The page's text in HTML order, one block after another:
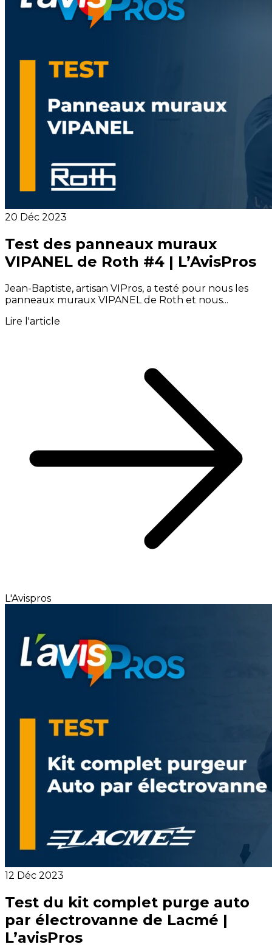
20 Déc 2023
Test des panneaux muraux
VIPANEL de Roth #4 | L’AvisPros
Jean-Baptiste, artisan VIPros, a testé pour nous les
panneaux muraux VIPANEL de Roth et nous...
Lire l'article
L'Avispros
12 Déc 2023
Test du kit complet purge auto
par électrovanne de Lacmé |
L’avisPros